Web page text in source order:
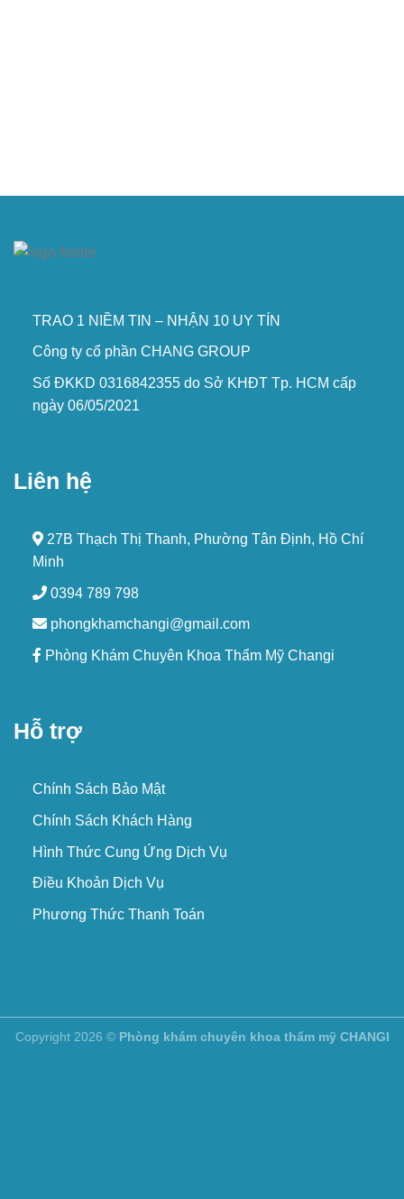
TRAO 1 NIỀM TIN – NHẬN 10 UY TÍN
Công ty cổ phần CHANG GROUP
Số ĐKKD 0316842355 do Sở KHĐT Tp. HCM cấp
ngày 06/05/2021
Liên hệ
27B Thạch Thị Thanh, Phường Tân Định, Hồ Chí
Minh
0394 789 798
phongkhamchangi@gmail.com
Phòng Khám Chuyên Khoa Thẩm Mỹ Changi
Hỗ trợ
Chính Sách Bảo Mật
Chính Sách Khách Hàng
Hình Thức Cung Ứng Dịch Vụ
Điều Khoản Dịch Vụ
Phương Thức Thanh Toán
Copyright 2026 © Phòng khám chuyên khoa thẩm mỹ CHANGI